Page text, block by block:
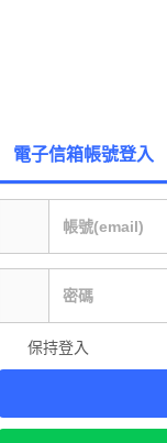
電子信箱帳號登入
保持登入